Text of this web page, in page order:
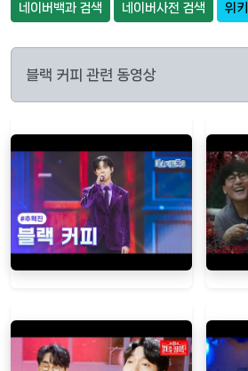
네이버백과 검색 네이버사전 검색 위
블랙 커피 관련 동영상